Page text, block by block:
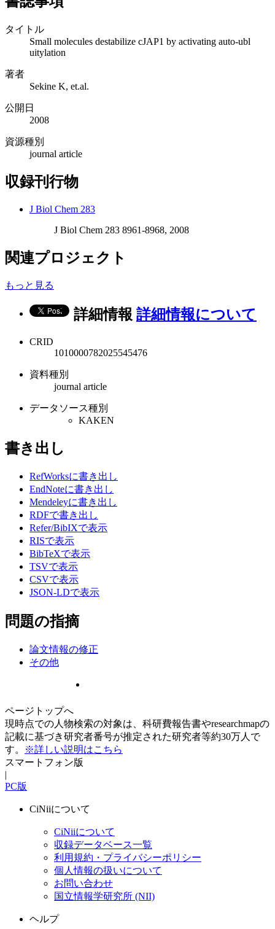
タイトル
Small molecules destabilize cJAP1 by activating auto-ubl
uitylation
著者
Sekine K, et.al.
公開日
2008
資源種別
journal article
収録刊行物
J Biol Chem 283
J Biol Chem 283 8961-8968, 2008
関連プロジェクト
もっと見る
詳細情報 詳細情報について
CRID
1010000782025545476
資料種別
journal article
データソース種別
KAKEN
書き出し
RefWorksに書き出し
EndNoteに書き出し
Mendeleyに書き出し
RDFで書き出し
Refer/BibIXで表示
RISで表示
BibTeXで表示
TSVで表示
CSVで表示
JSON-LDで表示
問題の指摘
論文情報の修正
その他
ページトップへ
現時点での人物検索の対象は、科研費報告書やresearchmapの
記載に基づき研究者番号が推定された研究者等約30万人で
す。
※詳しい説明はこちら
スマートフォン版
|
PC版
CiNiiについて
CiNiiについて
収録データベース一覧
利用規約・プライバシーポリシー
個人情報の扱いについて
お問い合わせ
国立情報学研究所 (NII)
ヘルプ